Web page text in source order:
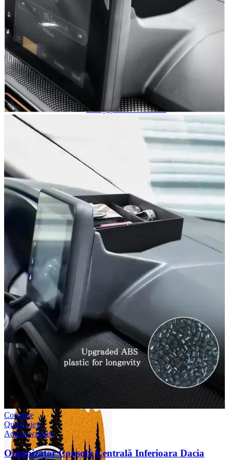
Navigație Mercedes W204
Navigație Mercedes W211
Navigație Mercedes Sprinter
Passat
Navigație Passat B5
Navigație Passat B5 5
Navigație Passat B6
Navigație Passat B7
Navigație Passat B8
Navigație Passat CC
Skoda
Navigație Skoda Fabia 1
Navigație Skoda Fabia 2
Navigație Skoda Octavia 1
Navigație Skoda Octavia 2
Navigație Skoda Octavia 3
Navigație Skoda Superb 1
Navigație Skoda Superb 2
Navigație Toyota Avensis T25
Portbagaj Plafon Auto
Sub 350 Litri
Peste 350 Litri
Peste 450 litri
Accesorii auto masina
Accesorii Dacia Duster 3
Accesorii Duster 2
Accesorii Dacia Jogger
Parfum masina
Copertine auto
Incalzitor diesel
Antifurt masina
Blog
Despre Noi
Compare
Quick view
Add to wishlist
Organizator Consolă Centrală Inferioara Dacia